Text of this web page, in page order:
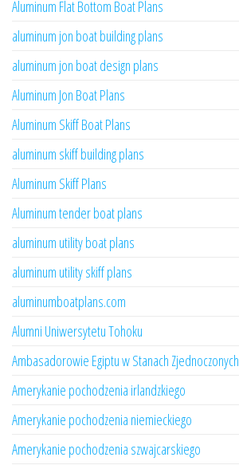
Aluminum Flat Bottom Boat Plans
aluminum jon boat building plans
aluminum jon boat design plans
Aluminum Jon Boat Plans
Aluminum Skiff Boat Plans
aluminum skiff building plans
Aluminum Skiff Plans
Aluminum tender boat plans
aluminum utility boat plans
aluminum utility skiff plans
aluminumboatplans.com
Alumni Uniwersytetu Tohoku
Ambasadorowie Egiptu w Stanach Zjednoczonych
Amerykanie pochodzenia irlandzkiego
Amerykanie pochodzenia niemieckiego
Amerykanie pochodzenia szwajcarskiego